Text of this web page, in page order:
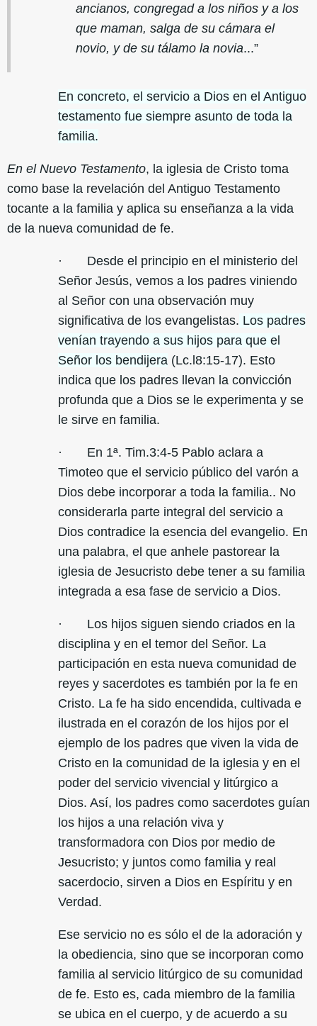
ancianos, congregad a los niños y a los
que maman, salga de su cámara el
novio, y de su tálamo la novia...”
En concreto, el servicio a Dios en el Antiguo
testamento fue siempre asunto de toda la
familia.
En el Nuevo Testamento, la iglesia de Cristo toma
como base la revelación del Antiguo Testamento
tocante a la familia y aplica su enseñanza a la vida
de la nueva comunidad de fe.
· Desde el principio en el ministerio del
Señor Jesús, vemos a los padres viniendo
al Señor con una observación muy
significativa de los evangelistas. Los padres
venían trayendo a sus hijos para que el
Señor los bendijera (Lc.l8:15-17). Esto
indica que los padres llevan la convicción
profunda que a Dios se le experimenta y se
le sirve en familia.
· En 1ª. Tim.3:4-5 Pablo aclara a
Timoteo que el servicio público del varón a
Dios debe incorporar a toda la familia.. No
considerarla parte integral del servicio a
Dios contradice la esencia del evangelio. En
una palabra, el que anhele pastorear la
iglesia de Jesucristo debe tener a su familia
integrada a esa fase de servicio a Dios.
· Los hijos siguen siendo criados en la
disciplina y en el temor del Señor. La
participación en esta nueva comunidad de
reyes y sacerdotes es también por la fe en
Cristo. La fe ha sido encendida, cultivada e
ilustrada en el corazón de los hijos por el
ejemplo de los padres que viven la vida de
Cristo en la comunidad de la iglesia y en el
poder del servicio vivencial y litúrgico a
Dios. Así, los padres como sacerdotes guían
los hijos a una relación viva y
transformadora con Dios por medio de
Jesucristo; y juntos como familia y real
sacerdocio, sirven a Dios en Espíritu y en
Verdad.
Ese servicio no es sólo el de la adoración y
la obediencia, sino que se incorporan como
familia al servicio litúrgico de su comunidad
de fe. Esto es, cada miembro de la familia
se ubica en el cuerpo, y de acuerdo a su